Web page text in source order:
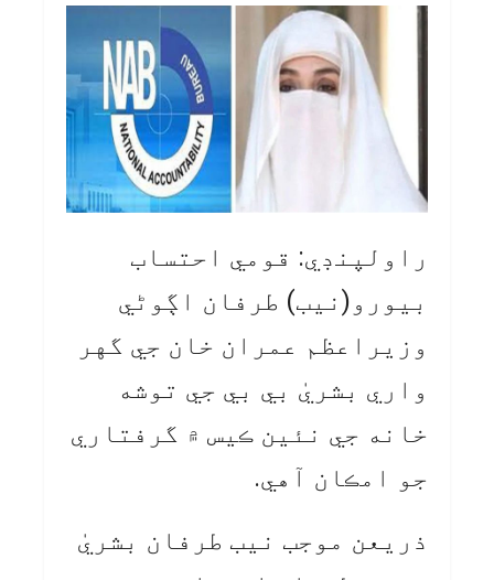
راولپنڊي: قومي احتساب
بيورو(نيب) طرفان اڳوڻي
وزيراعظم عمران خان جي گهر
واري بشريٰ بي بي جي توشه
خانه جي نئين ڪيس ۾ گرفتاري
جو امڪان آهي.
ذريعن موجب نيب طرفان بشريٰ